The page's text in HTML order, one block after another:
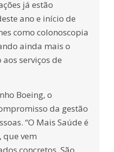
já estão
ano e início de
como colonoscopia
ainda mais o
serviços de
Boeing, o
da gestão
“O Mais Saúde é
que vem